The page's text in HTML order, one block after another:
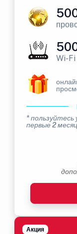
Wi-Fi
* пользуйтесь
первые 2
Акция